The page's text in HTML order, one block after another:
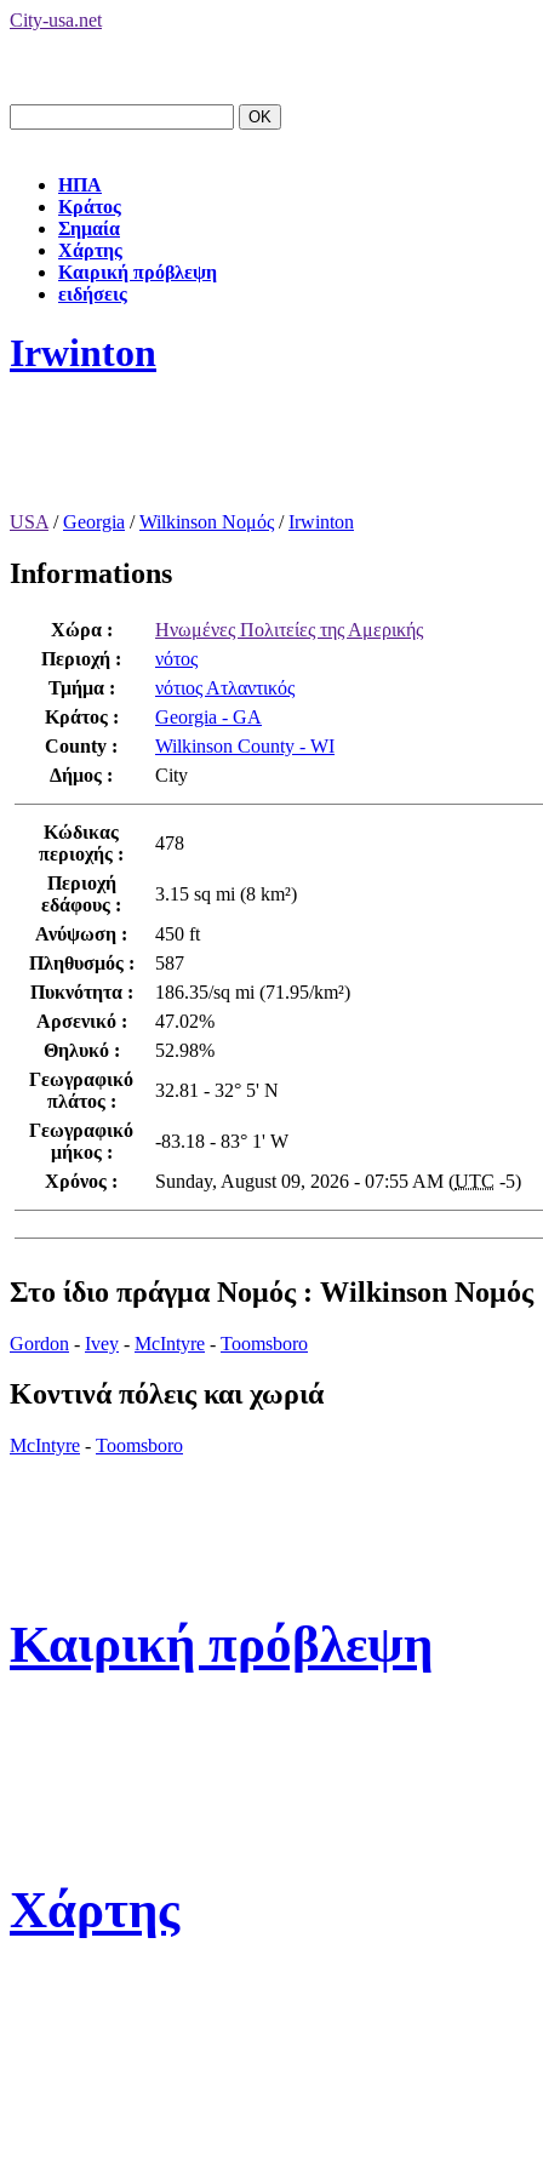
City-usa.net
ΗΠΑ
Κράτος
Σημαία
Χάρτης
Καιρική πρόβλεψη
ειδήσεις
Irwinton
USA /Georgia /Wilkinson Νομός /Irwinton
Informations
Χώρα :
Ηνωμένες Πολιτείες της Αμερικής
Περιοχή :
νότος
Τμήμα :
νότιος Ατλαντικός
Κράτος :
Georgia - GA
County :
Wilkinson County - WI
Δήμος :
City
Κώδικας
περιοχής :
478
Περιοχή
εδάφους :
3.15 sq mi (8 km²)
Ανύψωση :
450 ft
Πληθυσμός :
587
Πυκνότητα :
186.35/sq mi (71.95/km²)
Αρσενικό :
47.02%
Θηλυκό :
52.98%
Γεωγραφικό
πλάτος :
32.81 - 32° 5' N
Γεωγραφικό
μήκος :
-83.18 - 83° 1' W
Χρόνος :
Sunday, August 09, 2026 - 07:55 AM (UTC -5)
Στο ίδιο πράγμα Νομός : Wilkinson Νομός
Gordon - Ivey - McIntyre - Toomsboro
Κοντινά πόλεις και χωριά
McIntyre - Toomsboro
Καιρική πρόβλεψη
Χάρτης